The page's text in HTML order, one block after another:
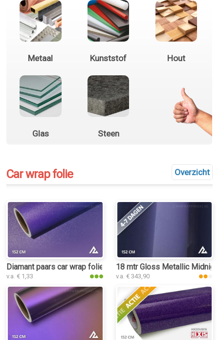
Metaal Kunststof Hout
Glas Steen
Overzicht
Car wrap folie
Diamant paars car wrap folie
v.a. € 1,33
18 mtr Gloss Metallic
v.a. € 343,90